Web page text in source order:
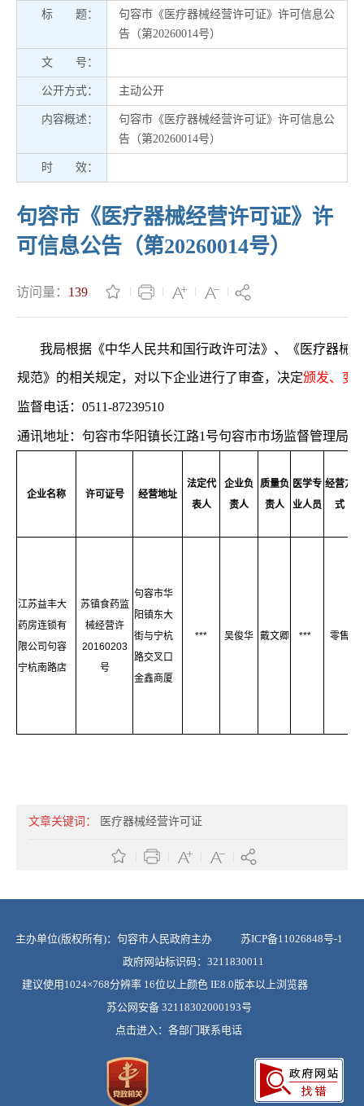
标 题：
句容市《医疗器械经营许可证》许可信息公
告（第20260014号）
文 号：
公开方式： 主动公开
内容概述：
句容市《医疗器械经营许可证》许可信息公
告（第20260014号）
时 效：
句容市《医疗器械经营许可证》许
可信息公告（第20260014号）
访问量： 139
我局根据《中华人民共和国行政许可法》、《医疗器械
规范》的相关规定，对以下企业进行了审查，决定颁发、变
监督电话：0511-87239510
通讯地址：句容市华阳镇长江路1号句容市市场监督管理局
企业名称 许可证号 经营地址
法定代
表人
企业负
责人
质量负
责人
医学专
业人员
经营方
式
江苏益丰大
药房连锁有
限公司句容
宁杭南路店
苏镇食药监
械经营许
20160203
号
句容市华
阳镇东大
街与宁杭
路交叉口
金鑫商厦
*** 吴俊华 戴文卿 *** 零售
文章关键词： 医疗器械经营许可证
主办单位(版权所有)：句容市人民政府主办 苏ICP备11026848号-1
政府网站标识码：3211830011
建议使用1024×768分辨率 16位以上颜色 IE8.0版本以上浏览器
苏公网安备 32118302000193号
点击进入： 各部门联系电话